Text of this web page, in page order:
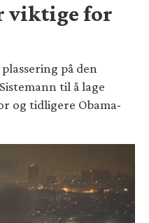
viktige for
på den
til å lage
og tidligere Obama-